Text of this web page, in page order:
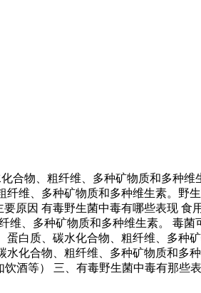
、粗纤维、多种矿物质和多种维
维、多种矿物质和多种维生素。野
原因 有毒野生菌中毒有哪些表现
、多种矿物质和多种维生素。 毒
白质、碳水化合物、粗纤维、多种
化合物、粗纤维、多种矿物质和多
酒等） 三、有毒野生菌中毒有那些